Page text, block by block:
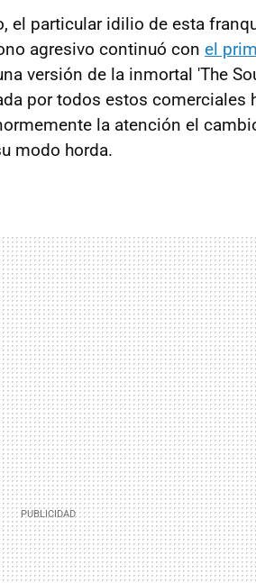
el particular idilio de esta
agresivo continuó con el
versión de la inmortal 'The
por todos estos comerciales
la atención el
modo horda.